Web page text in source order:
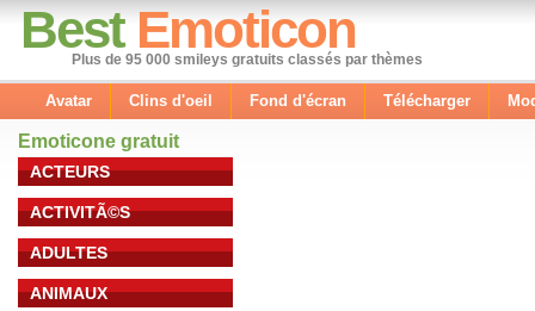
Best Emoticon
Plus de 95 000 smileys gratuits classés par thèmes
Avatar Clins d'oeil Fond d'écran Télécharger
Emoticone gratuit
ACTEURS
ACTIVITÃ©S
ADULTES
ANIMAUX